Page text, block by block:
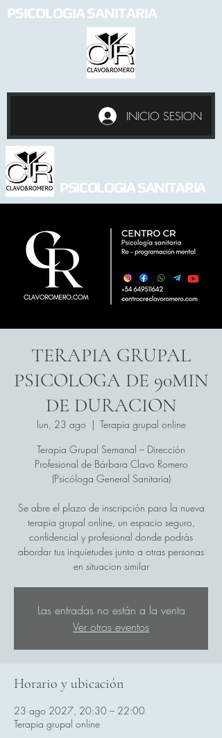
PSICOLOGIA SANITARIA
INICIO SESION
PSICOLOGIA SANITARIA
TERAPIA GRUPAL
PSICOLOGA DE 90MIN
DE DURACION
lun, 23 ago
  |
Terapia grupal online
Terapia Grupal Semanal – Dirección
Profesional de Bárbara Clavo Romero
(Psicóloga General Sanitaria)
Se abre el plazo de inscripción para la nueva
terapia grupal online, un espacio seguro,
confidencial y profesional donde podrás
abordar tus inquietudes junto a otras personas
en situacion similar
Las entradas no están a la venta
Ver otros eventos
Horario y ubicación
23 ago 2027, 20:30 – 22:00
Terapia grupal online